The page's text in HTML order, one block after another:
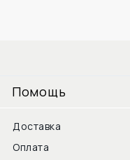
Помощь
Доставка
Оплата